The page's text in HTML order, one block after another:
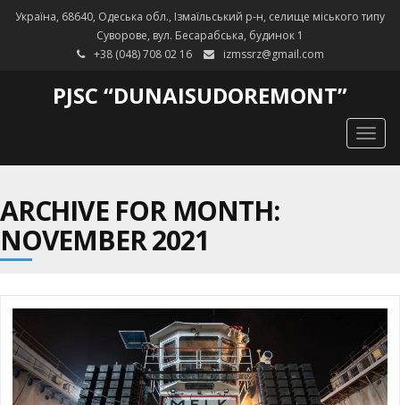
Україна, 68640, Одеська обл., Ізмаїльський р-н, селище міського типу
Суворове, вул. Бесарабська, будинок 1
+38 (048) 708 02 16
izmssrz@gmail.com
PJSC “DUNAISUDOREMONT”
ARCHIVE FOR MONTH:
NOVEMBER 2021